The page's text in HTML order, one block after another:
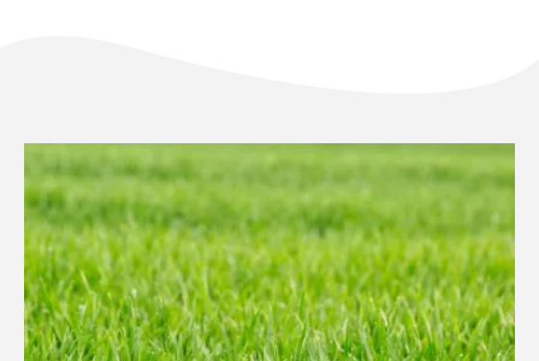
Servicio
Quienes somos